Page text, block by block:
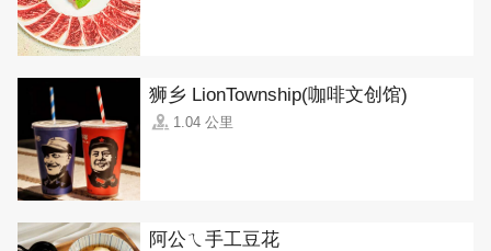
狮乡 LionTownship(咖啡文创馆)
1.04 公里
阿公ㄟ手工豆花